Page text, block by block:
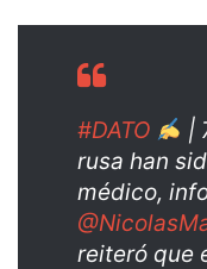
#DATO
|
rusa han
médico,
reiteró que